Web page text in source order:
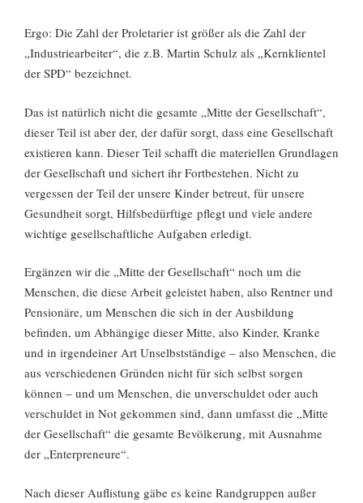
Ergo: Die Zahl der Proletarier ist größer als die Zahl der
„Industriearbeiter“, die z.B. Martin Schulz als „Kernklientel
der SPD“ bezeichnet.
Das ist natürlich nicht die gesamte „Mitte der Gesellschaft“,
dieser Teil ist aber der, der dafür sorgt, dass eine Gesellschaft
existieren kann. Dieser Teil schafft die materiellen Grundlagen
der Gesellschaft und sichert ihr Fortbestehen. Nicht zu
vergessen der Teil der unsere Kinder betreut, für unsere
Gesundheit sorgt, Hilfsbedürftige pflegt und viele andere
wichtige gesellschaftliche Aufgaben erledigt.
Ergänzen wir die „Mitte der Gesellschaft“ noch um die
Menschen, die diese Arbeit geleistet haben, also Rentner und
Pensionäre, um Menschen die sich in der Ausbildung
befinden, um Abhängige dieser Mitte, also Kinder, Kranke
und in irgendeiner Art Unselbstständige – also Menschen, die
aus verschiedenen Gründen nicht für sich selbst sorgen
können – und um Menschen, die unverschuldet oder auch
verschuldet in Not gekommen sind, dann umfasst die „Mitte
der Gesellschaft“ die gesamte Bevölkerung, mit Ausnahme
der „Enterpreneure“.
Nach dieser Auflistung gäbe es keine Randgruppen außer